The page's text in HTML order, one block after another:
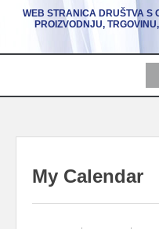
WEB STRANICA DRUŠTVA S
PROIZVODNJU,
Skip
content
My Calendar